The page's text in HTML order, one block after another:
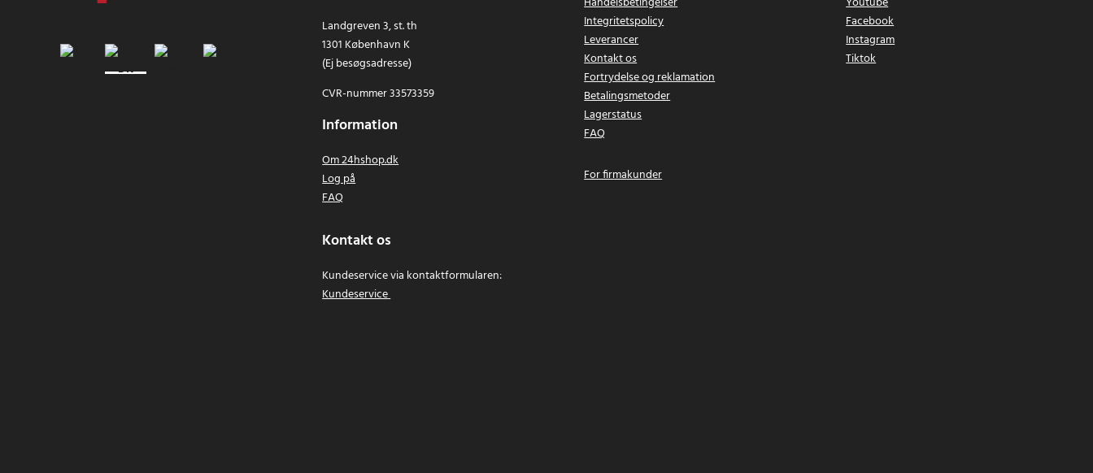
Landgreven 3, st. th
1301 København K
(Ej besøgsadresse)
CVR-nummer 33573359
Information
Om 24hshop.dk
Log på
FAQ
Kontakt os
Kundeservice via kontaktformularen:
Kundeservice
Integritetspolicy
Leverancer
Kontakt os
Fortrydelse og reklamation
Betalingsmetoder
Lagerstatus
FAQ
For firmakunder
Facebook
Instagram
Tiktok